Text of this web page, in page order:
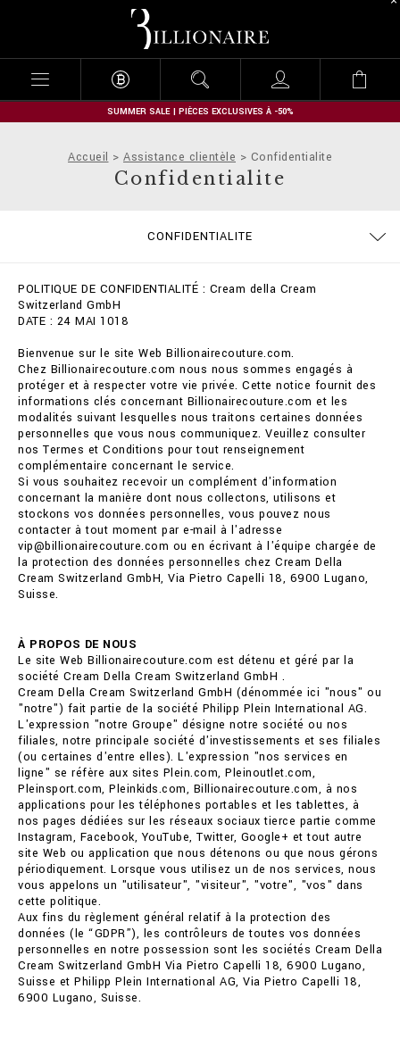
l
l
o
n
r
e
SUMMER SALE | PIÈCES EXCLUSIVES À -50%
Accueil Assistance clientèle Confidentialite
Confidentialite
CONFIDENTIALITE
POLITIQUE DE CONFIDENTIALITÉ : Cream della Cream
Switzerland GmbH
DATE : 24 MAI 1018
Bienvenue sur le site Web Billionairecouture.com.
Chez Billionairecouture.com nous nous sommes engagés à
protéger et à respecter votre vie privée. Cette notice fournit des
informations clés concernant Billionairecouture.com et les
modalités suivant lesquelles nous traitons certaines données
personnelles que vous nous communiquez. Veuillez consulter
nos Termes et Conditions pour tout renseignement
complémentaire concernant le service.
Si vous souhaitez recevoir un complément d'information
concernant la manière dont nous collectons, utilisons et
stockons vos données personnelles, vous pouvez nous
contacter à tout moment par e-mail à l'adresse
vip@billionairecouture.com ou en écrivant à l'équipe chargée de
la protection des données personnelles chez Cream Della
Cream Switzerland GmbH, Via Pietro Capelli 18, 6900 Lugano,
Suisse.
À PROPOS DE NOUS
Le site Web Billionairecouture.com est détenu et géré par la
société Cream Della Cream Switzerland GmbH .
Cream Della Cream Switzerland GmbH (dénommée ici "nous" ou
"notre") fait partie de la société Philipp Plein International AG.
L'expression "notre Groupe" désigne notre société ou nos
filiales, notre principale société d'investissements et ses filiales
(ou certaines d'entre elles). L'expression "nos services en
ligne" se réfère aux sites Plein.com, Pleinoutlet.com,
Pleinsport.com, Pleinkids.com, Billionairecouture.com, à nos
applications pour les téléphones portables et les tablettes, à
nos pages dédiées sur les réseaux sociaux tierce partie comme
Instagram, Facebook, YouTube, Twitter, Google+ et tout autre
site Web ou application que nous détenons ou que nous gérons
périodiquement. Lorsque vous utilisez un de nos services, nous
vous appelons un "utilisateur", "visiteur", "votre", "vos" dans
cette politique.
Aux fins du règlement général relatif à la protection des
données (le “GDPR”), les contrôleurs de toutes vos données
personnelles en notre possession sont les sociétés Cream Della
Cream Switzerland GmbH Via Pietro Capelli 18, 6900 Lugano,
Suisse et Philipp Plein International AG, Via Pietro Capelli 18,
6900 Lugano, Suisse.